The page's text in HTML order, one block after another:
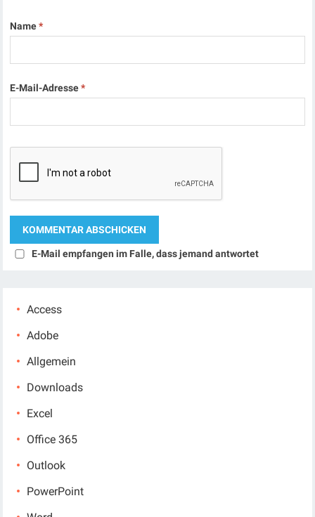
Name*
E-Mail-Adresse*
E-Mail empfangen im Falle, dass jemand antwortet
Access
Adobe
Allgemein
Downloads
Excel
Office 365
Outlook
PowerPoint